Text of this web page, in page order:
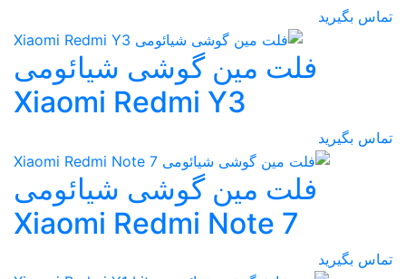
تماس بگیرید
فلت مین گوشی شیائومی
Xiaomi Redmi Y3
تماس بگیرید
فلت مین گوشی شیائومی
Xiaomi Redmi Note 7
تماس بگیرید